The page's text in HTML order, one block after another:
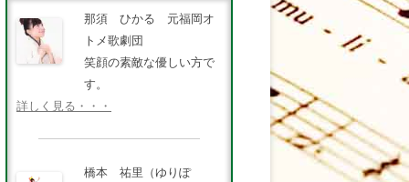
那須 ひかる 元福岡オ
トメ歌劇団
笑顔の素敵な優しい方で
す。
詳しく見る・・・
橋本 祐里（ゆりぽ